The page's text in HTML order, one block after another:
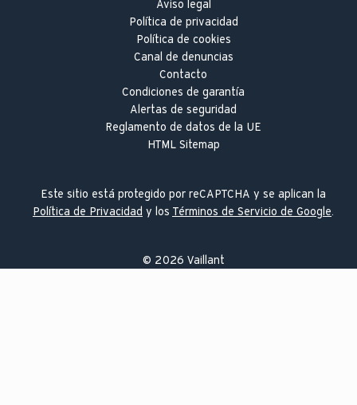
Aviso legal
Política de privacidad
Política de cookies
Canal de denuncias
Contacto
Condiciones de garantía
Alertas de seguridad
Reglamento de datos de la UE
HTML Sitemap
Este sitio está protegido por reCAPTCHA y se aplican la
Política de Privacidad y los Términos de Servicio de Google.
© 2026 Vaillant